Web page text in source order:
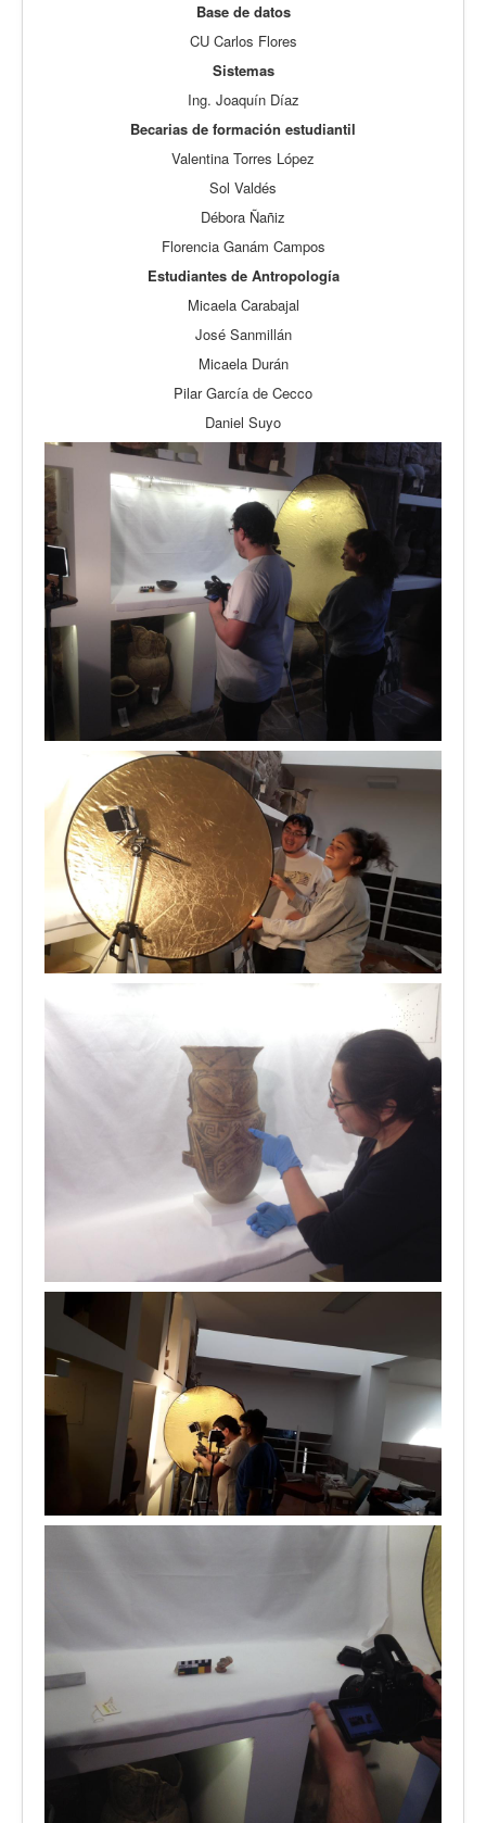
Base de datos
CU Carlos Flores
Sistemas
Ing. Joaquín Díaz
Becarias de formación estudiantil
Valentina Torres López
Sol Valdés
Débora Ñañiz
Florencia Ganám Campos
Estudiantes de Antropología
Micaela Carabajal
José Sanmillán
Micaela Durán
Pilar García de Cecco
Daniel Suyo